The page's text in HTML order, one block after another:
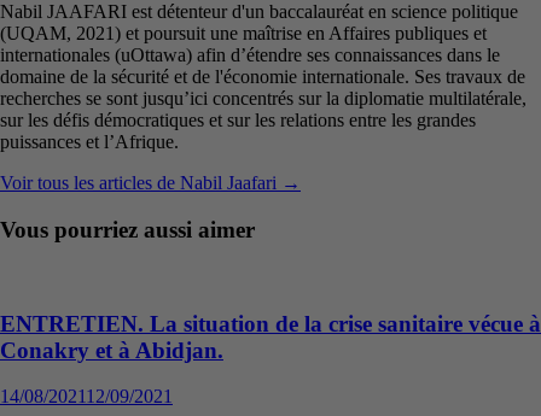
Nabil JAAFARI est détenteur d'un baccalauréat en science politique
(UQAM, 2021) et poursuit une maîtrise en Affaires publiques et
internationales (uOttawa) afin d’étendre ses connaissances dans le
domaine de la sécurité et de l'économie internationale. Ses travaux de
recherches se sont jusqu’ici concentrés sur la diplomatie multilatérale,
sur les défis démocratiques et sur les relations entre les grandes
puissances et l’Afrique.
Voir tous les articles de Nabil Jaafari →
Vous pourriez aussi aimer
ENTRETIEN. La situation de la crise sanitaire vécue à
Conakry et à Abidjan.
14/08/202112/09/2021